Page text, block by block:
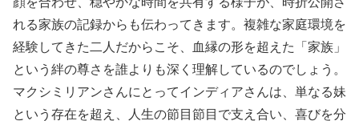
れる家族の記録からも伝わってきます。複雑な家庭環境を
経験してきた二人だからこそ、血縁の形を超えた「家族」
という絆の尊さを誰よりも深く理解しているのでしょう。
マクシミリアンさんにとってインディアさんは、単なる妹
という存在を超え、人生の節目節目で支え合い、喜びを分